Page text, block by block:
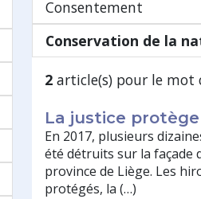
Consentement
Conservation de la
2 article(s) pour le mot
La justice protège
En 2017, plusieurs
été détruits sur la façade
province de Liège. Les
protégés, la (…)